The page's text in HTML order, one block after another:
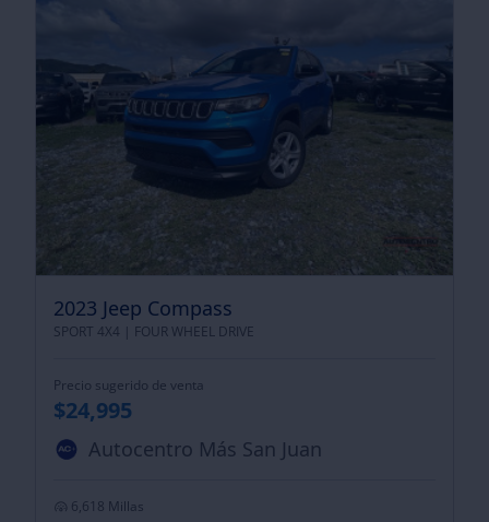
2023 Jeep Compass
SPORT 4X4 | FOUR WHEEL DRIVE
Precio sugerido de venta
$24,995
Autocentro Más San Juan
6,618 Millas